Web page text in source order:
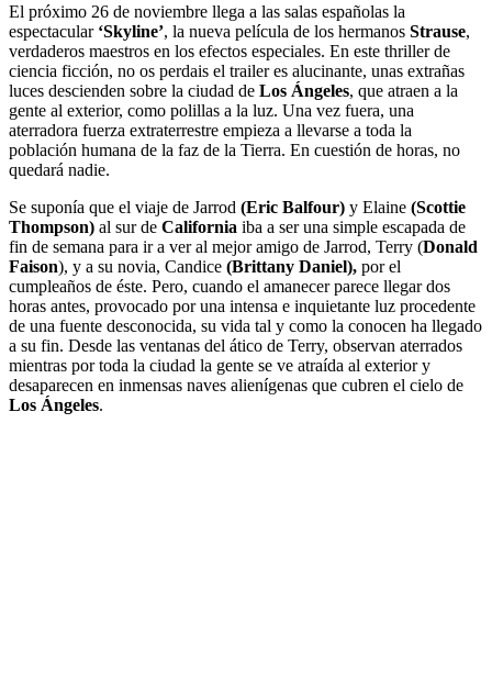
El próximo 26 de noviembre llega a las salas españolas la
espectacular‘Skyline’, la nueva película de los hermanos Strause,
verdaderos maestros en los efectos especiales. En este thriller de
ciencia ficción, no os perdais el trailer es alucinante, unas extrañas
luces descienden sobre la ciudad de Los Ángeles, que atraen a la
gente al exterior, como polillas a la luz. Una vez fuera, una
aterradora fuerza extraterrestre empieza a llevarse a toda la
población humana de la faz de la Tierra. En cuestión de horas, no
quedará nadie.
Se suponía que el viaje de Jarrod (Eric Balfour) y Elaine (Scottie
Thompson) al sur de California iba a ser una simple escapada de
fin de semana para ir a ver al mejor amigo de Jarrod, Terry (Donald
Faison), y a su novia, Candice (Brittany Daniel), por el
cumpleaños de éste. Pero, cuando el amanecer parece llegar dos
horas antes, provocado por una intensa e inquietante luz procedente
de una fuente desconocida, su vida tal y como la conocen ha llegado
a su fin. Desde las ventanas del ático de Terry, observan aterrados
mientras por toda la ciudad la gente se ve atraída al exterior y
desaparecen en inmensas naves alienígenas que cubren el cielo de
Los Ángeles.